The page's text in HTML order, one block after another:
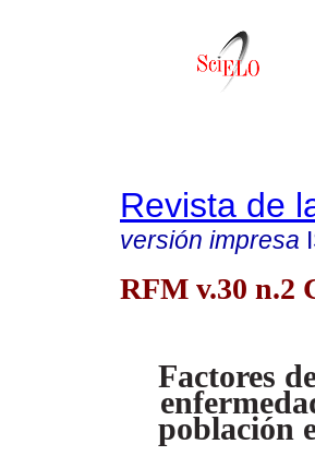
Revista de
versión impresa
RFM v.30 n.2
Factores
población